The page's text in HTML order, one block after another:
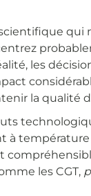
qui
les
la qualité
à
les CGT,